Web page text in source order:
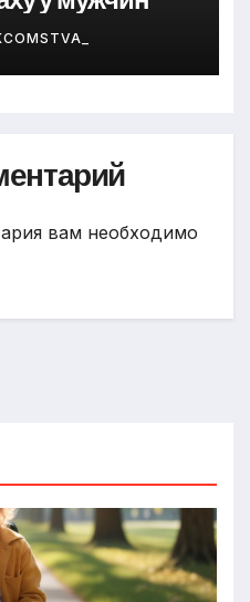
вам необходимо